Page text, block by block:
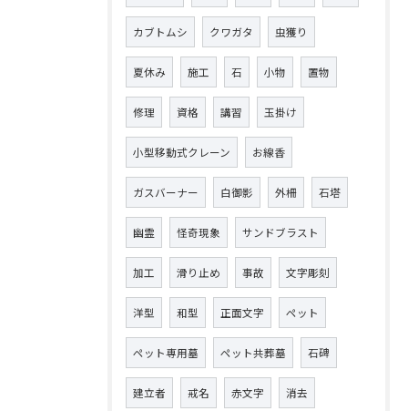
カブトムシ クワガタ 虫獲り
夏休み 施工 石 小物 置物
修理 資格 講習 玉掛け
小型移動式クレーン お線香
ガスバーナー 白御影 外柵 石塔
幽霊 怪奇現象 サンドブラスト
加工 滑り止め 事故 文字彫刻
洋型 和型 正面文字 ペット
ペット専用墓 ペット共葬墓 石碑
建立者 戒名 赤文字 消去